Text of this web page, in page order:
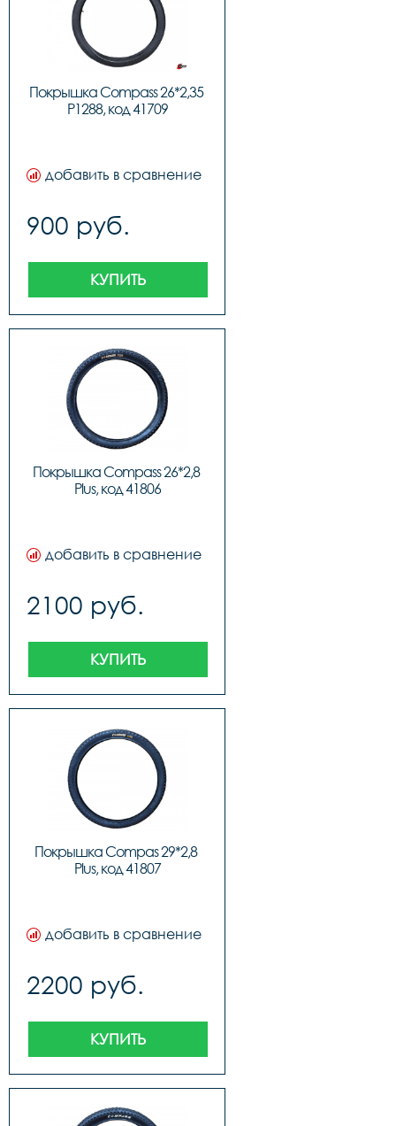
Покрышка Compass 26*2,35
P1288, код 41709
добавить в сравнение
900 руб.
КУПИТЬ
Покрышка Compass 26*2,8
Plus, код 41806
добавить в сравнение
2100 руб.
КУПИТЬ
Покрышка Compas 29*2,8
Plus, код 41807
добавить в сравнение
2200 руб.
КУПИТЬ